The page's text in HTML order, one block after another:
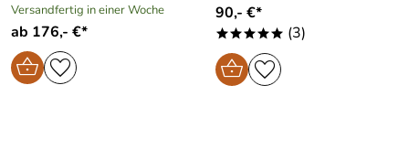
Versandfertig in einer Woche
ab 176,- €*
90,- €*
***** (3)